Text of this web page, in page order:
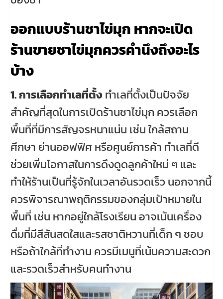
ออกแบบร้านชาไข่มุก หากจะเปิด
ร้านขายชาไข่มุกควรคำนึงถึงอะไร
บ้าง
1. การเลือกทำเลที่ตั้งทำเลที่ตั้งเป็นปัจจัย
สำคัญที่สุดในการเปิดร้านชาไข่มุก ควรเลือก
พื้นที่ที่มีการสัญจรหนาแน่น เช่น ใกล้สถาน
ศึกษา ย่านออฟฟิศ หรือศูนย์การค้า ทำเลที่ดี
ช่วยเพิ่มโอกาสในการดึงดูดลูกค้าใหม่ ๆ และ
ทำให้ร้านเป็นที่รู้จักในเวลาอันรวดเร็ว นอกจากนี้
ควรพิจารณาพฤติกรรมของกลุ่มเป้าหมายใน
พื้นที่ เช่น หากอยู่ใกล้โรงเรียน อาจเน้นเครื่อง
ดื่มที่มีสีสันสดใสและรสชาติหวานที่เด็ก ๆ ชอบ
หรือถ้าใกล้ที่ทำงาน ควรมีเมนูที่เน้นความสะดวก
และรวดเร็วสำหรับคนทำงาน